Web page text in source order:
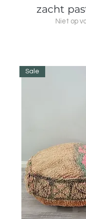
zacht
Niet op
Sale